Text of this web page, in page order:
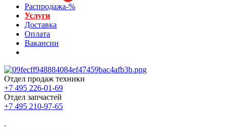
Распродажа-%
Услуги
Доставка
Оплата
Вакансии
Отдел продаж техники
+7 495 226-01-69
Отдел запчастей
+7 495 210-97-65
.